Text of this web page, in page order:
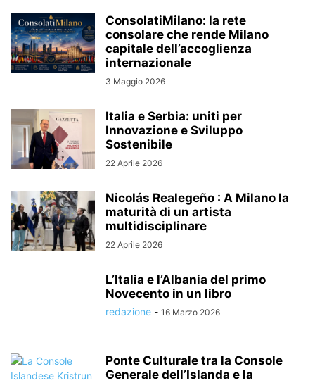
ConsolatiMilano: la rete
consolare che rende Milano
capitale dell’accoglienza
internazionale
3 Maggio 2026
Italia e Serbia: uniti per
Innovazione e Sviluppo
Sostenibile
22 Aprile 2026
Nicolás Realegeño : A Milano la
maturità di un artista
multidisciplinare
22 Aprile 2026
L’Italia e l’Albania del primo
Novecento in un libro
redazione - 16 Marzo 2026
Ponte Culturale tra la Console
Generale dell’Islanda e la